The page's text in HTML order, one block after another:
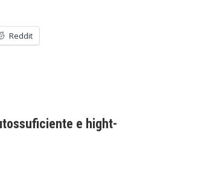
Reddit
e hight-